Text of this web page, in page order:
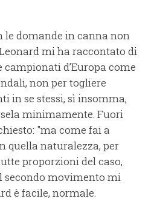
le domande in canna non
mi ha raccontato di
d’Europa come
non per togliere
in se stessi, sì insomma,
minimamente. Fuori
"ma come fai a
quella naturalezza, per
proporzioni del caso,
secondo movimento mi
è facile, normale.